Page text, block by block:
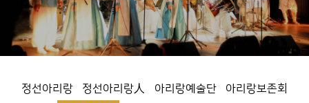
정선아리랑 정선아리랑人 아리랑예술단
아리랑보존회